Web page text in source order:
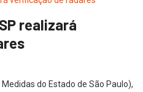
realizará
do Estado de São Paulo),